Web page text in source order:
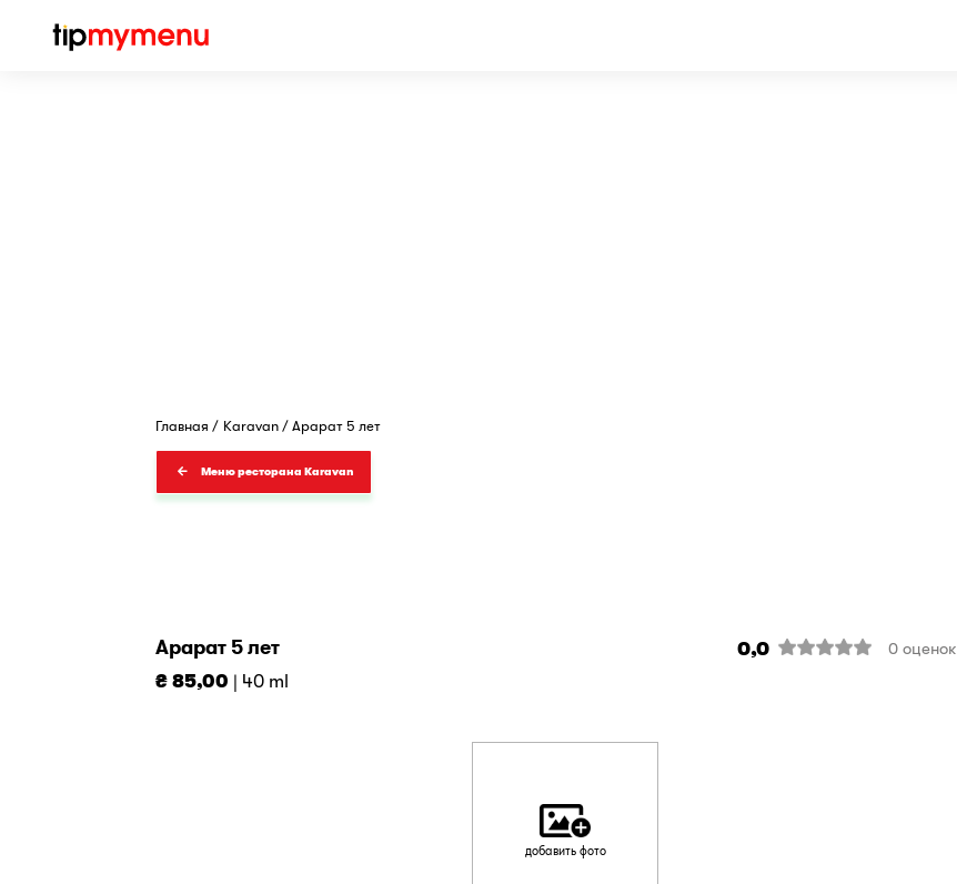
Главная Karavan Арарат 5 лет
Меню ресторана Karavan
Арарат 5 лет
₴ 85,00 | 40 ml
0,0 0 оценок
добавить фото